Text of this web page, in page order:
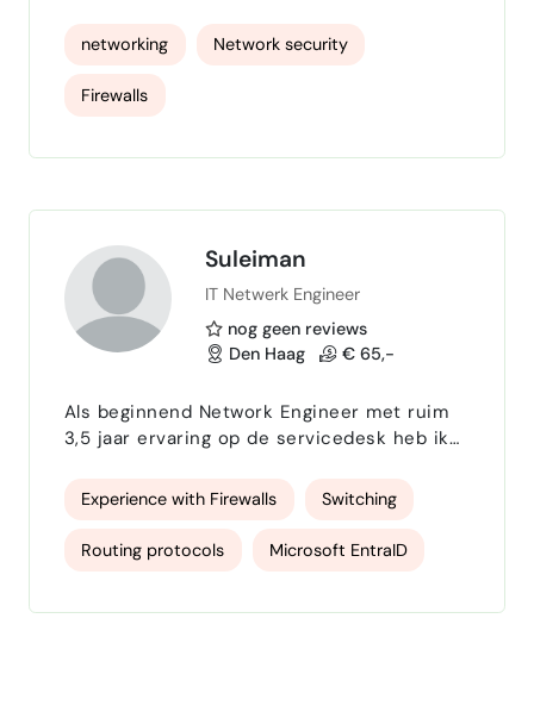
architecture, and support . In addition, I am
a qualified Project Manager , bringing both
deep technical expertise and structured
no VISA requirements), I help organizations
networking Network security
Firewalls
Suleiman
IT Netwerk Engineer
nog geen reviews
Den Haag
€ 65,-
Als beginnend Network Engineer met ruim
3,5 jaar ervaring op de servicedesk heb ik
binnen de IT. In deze rol heb ik dagelijks
gewerkt aan uiteenlopende technische
vraagstukken, waardoor ik sterke
analytische vaardigheden en een hoog
ontwikkeld. Door mijn ervaring op de
Experience with Firewalls Switching
Routing protocols Microsoft EntraID